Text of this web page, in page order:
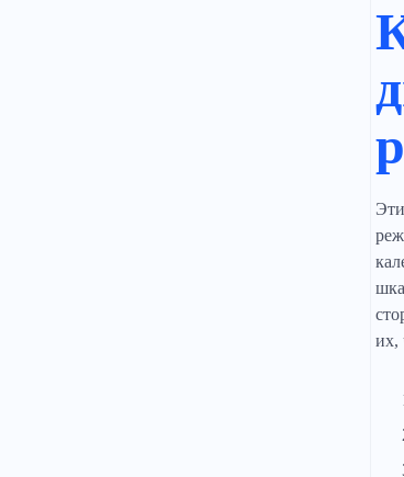
их,